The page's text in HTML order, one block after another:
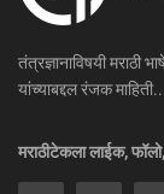
तंत्रज्ञानाविषयी मराठी
यांच्याबद्दल रंजक माहिती...
मराठीटेकला लाईक,